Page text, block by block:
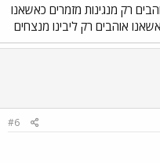
רק מנגינות מזמרים כאשאנו
אוהבים רק ליבינו מנצחים
#6